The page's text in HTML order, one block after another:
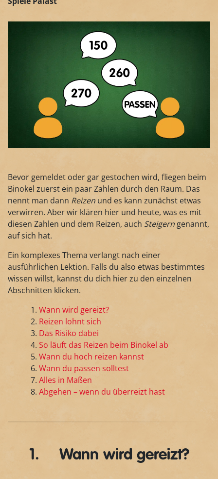
Bevor gemeldet oder gar gestochen wird, fliegen beim
Binokel zuerst ein paar Zahlen durch den Raum. Das
nennt man dann Reizen und es kann zunächst etwas
verwirren. Aber wir klären hier und heute, was es mit
diesen Zahlen und dem Reizen, auch Steigern genannt,
auf sich hat.
Ein komplexes Thema verlangt nach einer
ausführlichen Lektion. Falls du also etwas bestimmtes
wissen willst, kannst du dich hier zu den einzelnen
Abschnitten klicken.
Wann wird gereizt?
Reizen lohnt sich
Das Risiko dabei
So läuft das Reizen beim Binokel ab
Wann du hoch reizen kannst
Wann du passen solltest
Alles in Maßen
Abgehen – wenn du überreizt hast
1. Wann wird gereizt?